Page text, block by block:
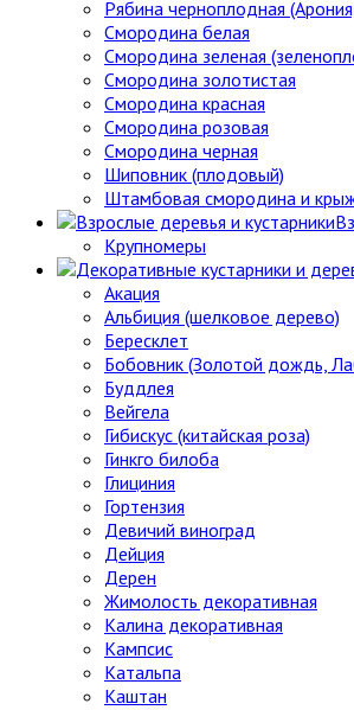
Рябина черноплодная
Смородина белая
Смородина зеленая
Смородина золотистая
Смородина красная
Смородина розовая
Смородина черная
Шиповник (плодовый)
Штамбовая смородина и
Крупномеры
Акация
Альбиция (шелковое дерево)
Бересклет
Бобовник (Золотой дождь,
Буддлея
Вейгела
Гибискус (китайская роза)
Гинкго билоба
Глициния
Гортензия
Девичий виноград
Дейция
Дерен
Жимолость декоративная
Калина декоративная
Кампсис
Катальпа
Каштан